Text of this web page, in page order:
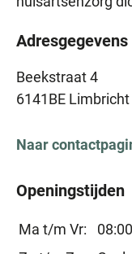
Adresgegevens
Beekstraat 4
6141BE Limbricht
Naar
Openingstijden
Ma t/m Vr: